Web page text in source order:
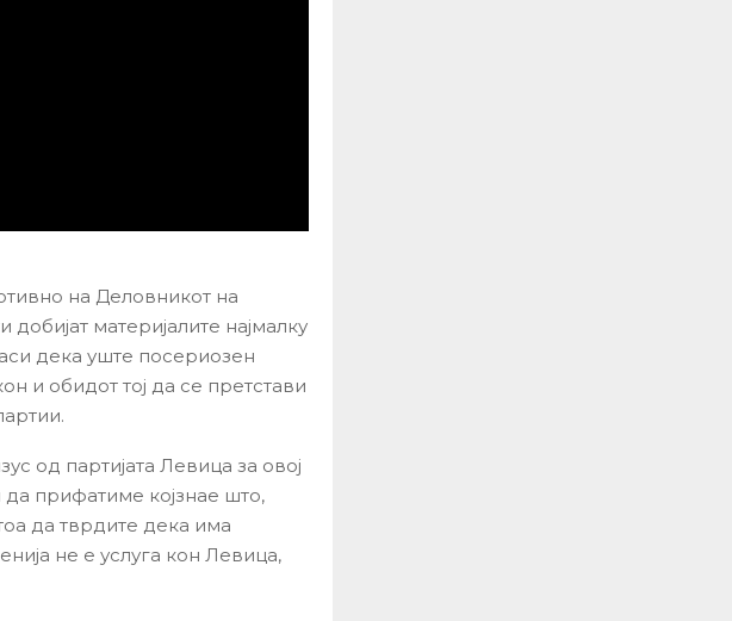
на Деловникот на
материјалите најмалку
дека уште посериозен
и обидот тој да се претстави
од партијата Левица за овој
прифатиме којзнае што,
да тврдите дека има
не е услуга кон Левица,